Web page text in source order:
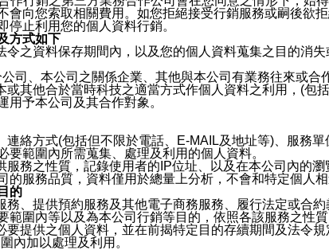
會向您索取相關費用。如您拒絕接受行銷服務或嗣後
止利用您的個人資料行銷。
方式如下
之資料保存期間內，以及您的個人資料蒐集之目的消
司、本公司之關係企業、其他與本公司有業務往來或合
其他合於當時科技之適當方式作個人資料之利用，(
用予本公司及其合作對象。
連絡方式(包括但不限於電話、E-MAIL及地址等)、服務
範圍內所需蒐集、處理及利用的個人資料。
服務之性質，記錄使用者的IP位址、以及在本公司內的
服務品質，資料僅用於總量上分析，不會和特定個人相
的
務、提供預約服務及其他電子商務服務、履行法定或合
圍內等以及為本公司行銷等目的，依照各該服務之性
提供之個人資料，並在前揭特定目的存續期間及法令
內加以處理及利用。